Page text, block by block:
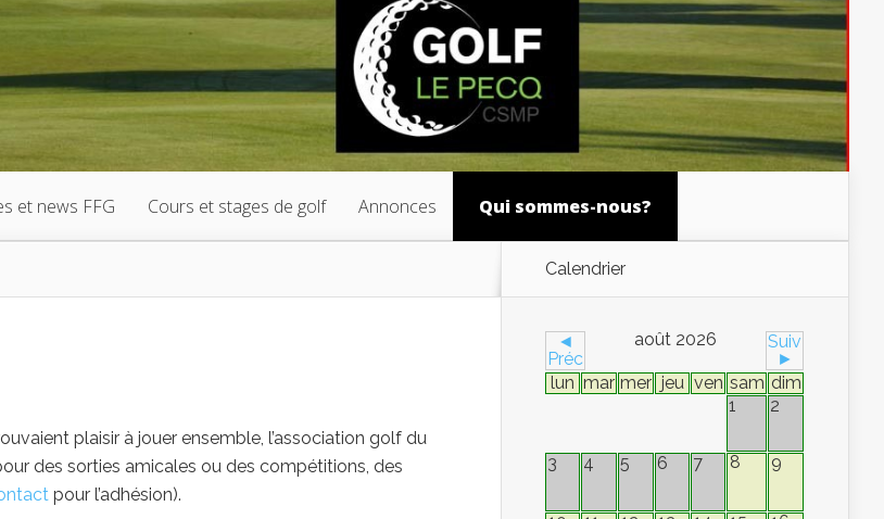
et news FFG Cours et stages de golf Annonces Qui sommes-nous?
plaisir à jouer ensemble, l’association golf du
des sorties amicales ou des compétitions, des
pour l’adhésion).
Calendrier
◄
Préc
août 2026
Suiv
►
lun mar mer jeu ven sam dim
1
2
3 4 5 6 7 8 9